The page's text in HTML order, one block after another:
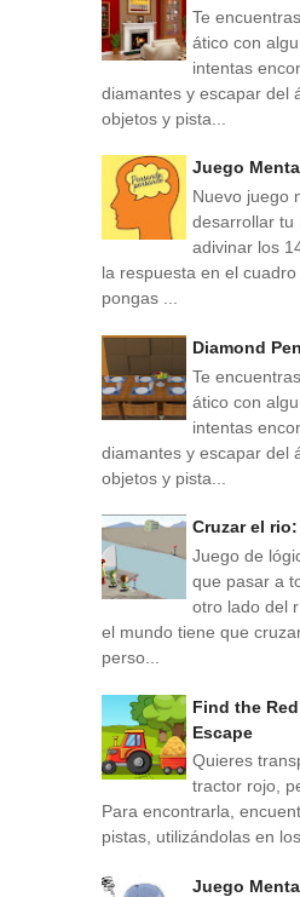
Te
ático con
intentas
diamantes y escapar del
objetos y pista...
Juego
Nuevo juego
desarrollar tu
adivinar los
la respuesta en el
pongas ...
Diamond
Te
ático con
intentas
diamantes y escapar del
objetos y pista...
Cruzar el
Juego de
que pasar a
otro lado del
el mundo tiene que
perso...
Find the
Escape
Quieres
tractor rojo,
Para encontrarla,
pistas, utilizándolas en
Juego